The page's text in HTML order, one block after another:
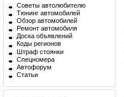
Советы автолюбителю
Тюнинг автомобилей
Обзор автомобилей
Ремонт автомобиля
Доска объявлений
Коды регионов
Штраф стоянки
Спецномера
Автофорум
Статьи